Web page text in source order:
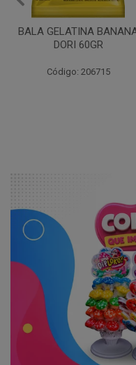
BALA GELATINA AMORA
DORI 60GR
Código: 206720